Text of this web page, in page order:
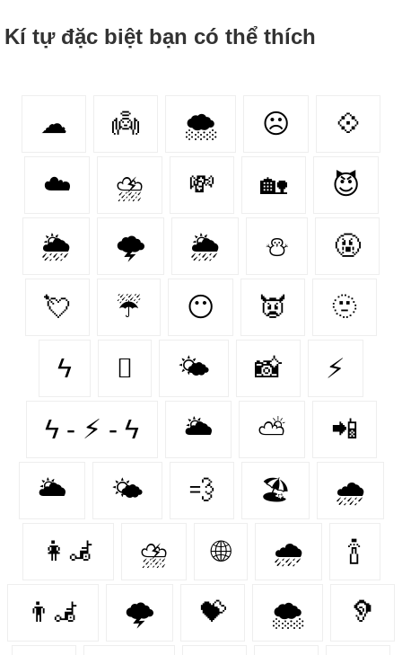
Kí tự đặc biệt bạn có thể thích
☁ 👼 🌨 ☹ 💠
☁️ ⛈ 💸 🏡 😈
🌦️ 🌩 🌦 ⛄ 🤬
💘 ☔ 😶 👿 🫥
ϟ 🫩 🌤 📸 ⚡
ϟ - ⚡︎ - ϟ 🌥 ⛅ 📲
🌥️ 🌤️ 💨 🏖 🌧️
👩‍🦼‍ ⛈️ 🌐 🌧 🍾
👨‍🦼‍️ 🌩️ 💝 🌨️ 🦻